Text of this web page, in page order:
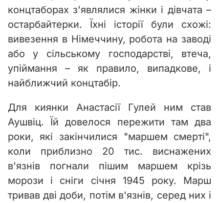
концтаборах з'являлися жінки і дівчата –
остарбайтерки. Їхні історії були схожі:
вивезення в Німеччину, робота на заводі
або у сільському господарстві, втеча,
упіймання – як правило, випадкове, і
найближчий концтабір.
Для киянки Анастасії Гулей ним став
Аушвіц. Їй довелося пережити там два
роки, які закінчилися "маршем смерті",
коли приблизно 20 тис. виснажених
в'язнів погнали пішим маршем крізь
морози і сніги січня 1945 року. Марш
тривав дві доби, потім в'язнів, серед них і